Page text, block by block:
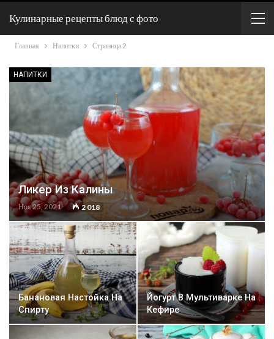
Кулинарные рецепты блюд с фото
Главная Напитки Страница 2
НАПИТКИ
Ликер Из Калины
Ноя 25, 2021 2 018
Банановая Настойка На
Спирту
Йогурт В Мультиварке На
Кефире